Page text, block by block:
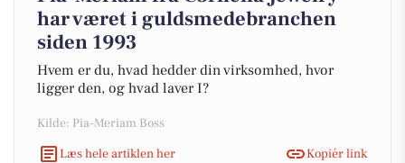
har været i guldsmedebranchen
siden 1993
Hvem er du, hvad hedder din virksomhed, hvor
ligger den, og hvad laver I?
Kilde: Pia-Meriam Boss
Læs hele artiklen her
Kopiér link